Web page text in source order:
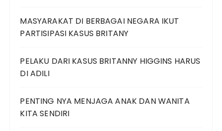
MASYARAKAT DI BERBAGAI NEGARA IKUT
PARTISIPASI KASUS BRITANY
PELAKU DARI KASUS BRITANNY HIGGINS HARUS
DI ADILI
PENTING NYA MENJAGA ANAK DAN WANITA
KITA SENDIRI